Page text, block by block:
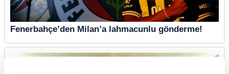
Fenerbahçe’den Milan’a lahmacunlu gönderme!